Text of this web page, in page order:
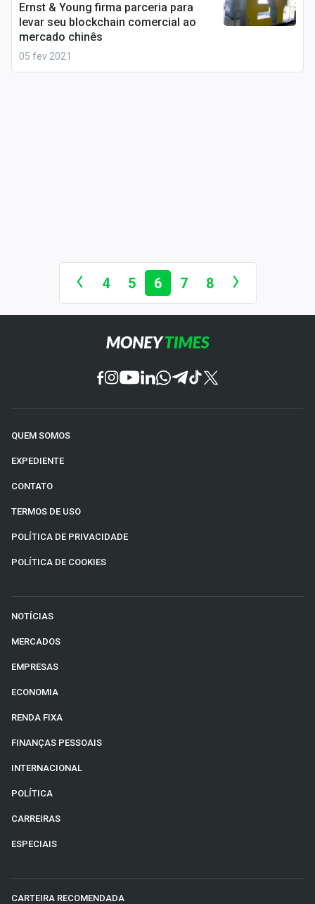
Ernst & Young firma parceria para
levar seu blockchain comercial ao
mercado chinês
05 fev 2021
4 5 6 7 8
QUEM SOMOS
EXPEDIENTE
CONTATO
TERMOS DE USO
POLÍTICA DE PRIVACIDADE
POLÍTICA DE COOKIES
NOTÍCIAS
MERCADOS
EMPRESAS
ECONOMIA
RENDA FIXA
FINANÇAS PESSOAIS
INTERNACIONAL
POLÍTICA
CARREIRAS
ESPECIAIS
CARTEIRA RECOMENDADA